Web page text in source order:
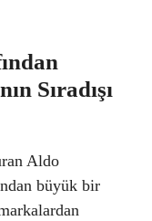
Sıradışı
Aldo
büyük bir